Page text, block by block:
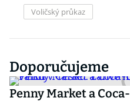
Voličský průkaz
Doporučujeme
Penny Market a